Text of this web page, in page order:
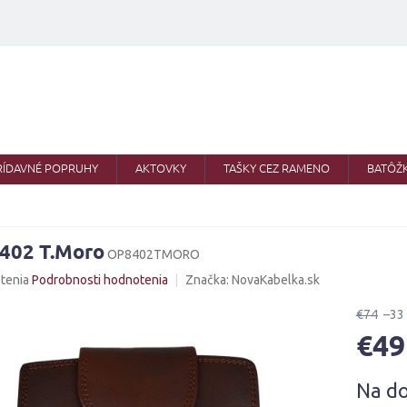
POPRUHY AKTOVKY TAŠKY CEZ RAMENO
T.MoroOP8402TMORO
Podrobnosti hodnotenia Značka: NovaKabelka.sk
€74 –33
€49
cena:
Na